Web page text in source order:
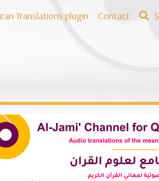
Translations plugin Contact